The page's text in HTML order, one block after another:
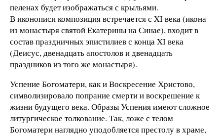
пеленах будет изображаться с крыльями.
В иконописи композиция встречается с XI века (икона
из монастыря святой Екатерины на Синае), входит в
состав праздничных эпистилиев с конца XI века
(Деисус, двенадцать апостолов и двенадцать
праздников из того же монастыря).
Успение Богоматери, как и Воскресение Христово,
символизировало попрание смерти и воскрешение к
жизни будущего века. Образы Успения имеют сложное
литургическое толкование. Так, ложе с телом
Богоматери наглядно уподобляется престолу в храме,